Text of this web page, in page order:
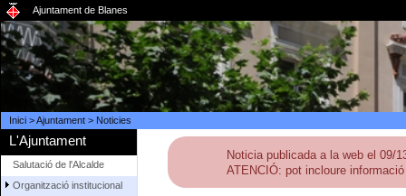
Ajuntament de Blanes
Inici>Ajuntament> Noticies
L'Ajuntament
Salutació de l'Alcalde
Organització institucional
Noticia publicada a la web el 09/
ATENCIÓ: pot incloure